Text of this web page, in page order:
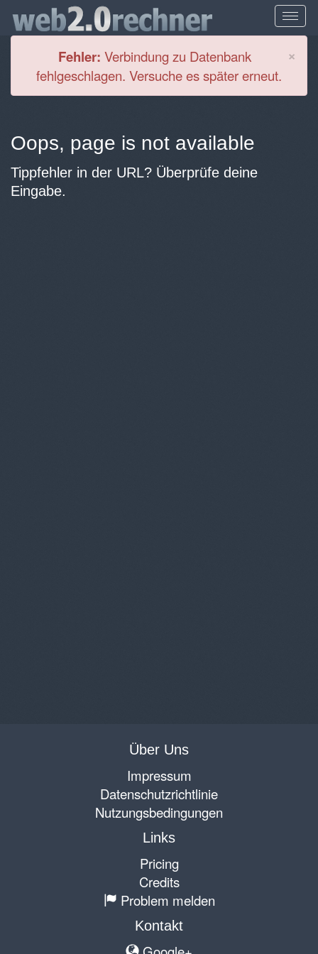
×
Fehler: Verbindung zu Datenbank
fehlgeschlagen. Versuche es später erneut.
Oops, page is not available
Tippfehler in der URL? Überprüfe deine
Eingabe.
Über Uns
Impressum
Datenschutzrichtlinie
Nutzungsbedingungen
Links
Pricing
Credits
Problem melden
Kontakt